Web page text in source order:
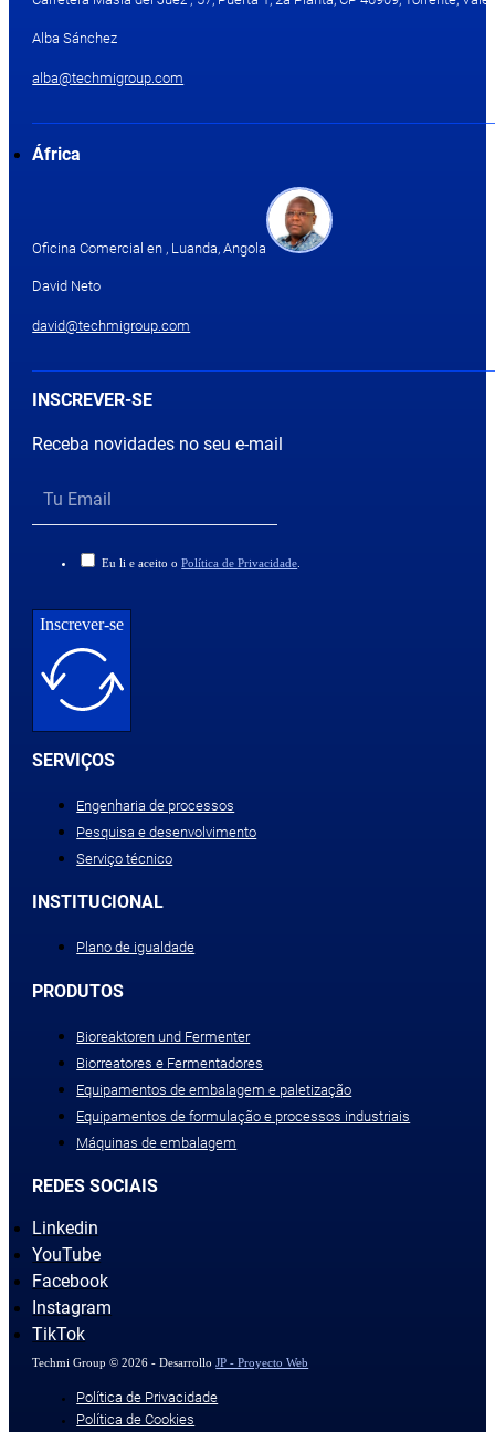
Alba Sánchez
alba@techmigroup.com
África
Oficina Comercial en , Luanda, Angola
David Neto
david@techmigroup.com
INSCREVER-SE
Receba novidades no seu e-mail
Eu li e aceito oPolítica de Privacidade
Inscrever-se
SERVIÇOS
Engenharia de processos
Pesquisa e desenvolvimento
Serviço técnico
INSTITUCIONAL
Plano de igualdade
PRODUTOS
Bioreaktoren und Fermenter
Biorreatores e Fermentadores
Equipamentos de embalagem e paletização
Equipamentos de formulação e processos industriais
Máquinas de embalagem
REDES SOCIAIS
Linkedin
YouTube
Facebook
Instagram
TikTok
Techmi Group © 2026 - DesarrolloJP - Proyecto Web
Política de Privacidade
Política de Cookies